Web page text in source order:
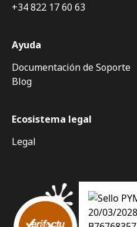
+34 822 17 60 63
Ayuda
Documentación de Soporte
Blog
Ecosistema legal
Legal